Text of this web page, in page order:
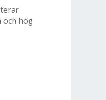
och hög